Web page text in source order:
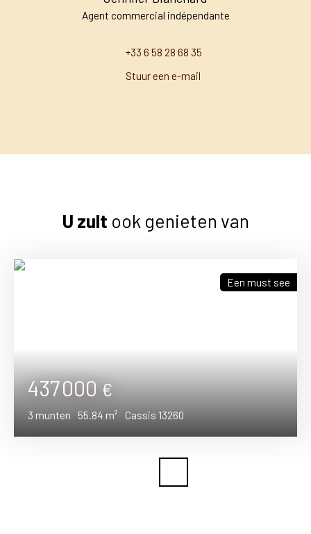
Agent commercial indépendante
+33 6 58 28 68 35
Stuur een e-mail
U zult ook genieten van
437 000€
3 munten 55.84 m² Cassis 13260
Een must see